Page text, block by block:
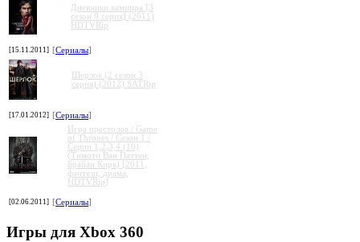
Дневники вампира [3
сезон 9 серия] (2011)
HDTVRip
[15.11.2011] [Сериалы]
Шерлок (2 сезон 3
серия) (2012) SATRip
[17.01.2012] [Сериалы]
Игра престолов / Game
of Thrones / Сезон 1 /
Серии 1,2,3,4 (10)
(Тимоти Ван Паттен,
Брайан Кирк) [2011,
фэнтези, драма,
HDTVRip]
[02.06.2011] [Сериалы]
Игры для Xbox 360